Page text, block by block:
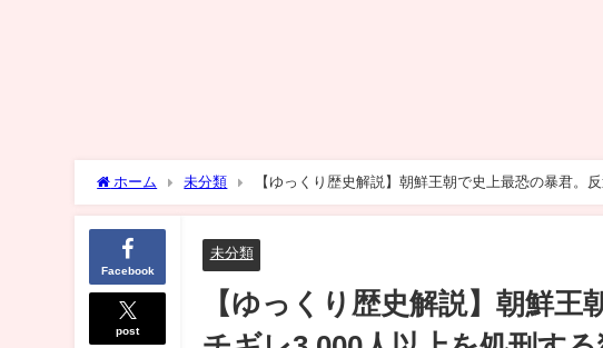
ホーム 未分類 【ゆっくり歴史解説】朝鮮王朝で史上最恐の暴君。
Facebook
post
未分類
【ゆっくり歴史解説】朝鮮